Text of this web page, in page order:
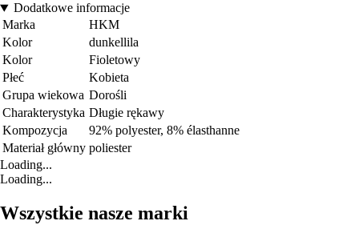
Dodatkowe informacje
Marka
HKM
Kolor
dunkellila
Kolor
Fioletowy
Płeć
Kobieta
Grupa wiekowa Dorośli
Charakterystyka Długie rękawy
Kompozycja
92% polyester, 8% élasthanne
Materiał główny poliester
Loading...
Loading...
Wszystkie nasze marki